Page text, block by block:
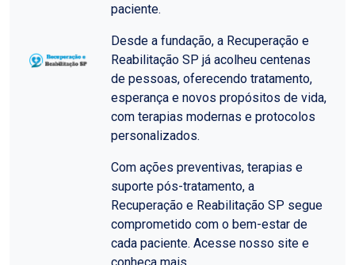
paciente.
Desde a fundação, a Recuperação e
Reabilitação SP já acolheu centenas
de pessoas, oferecendo tratamento,
esperança e novos propósitos de vida,
com terapias modernas e protocolos
personalizados.
Com ações preventivas, terapias e
suporte pós-tratamento, a
Recuperação e Reabilitação SP segue
comprometido com o bem-estar de
cada paciente. Acesse nosso site e
conheça mais.